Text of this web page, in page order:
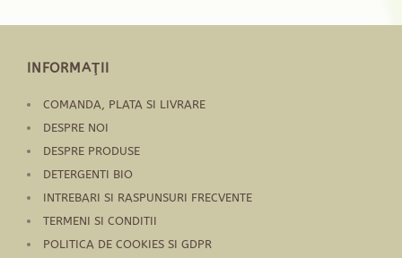
INFORMAŢII
COMANDA, PLATA SI LIVRARE
DESPRE NOI
DESPRE PRODUSE
DETERGENTI BIO
INTREBARI SI RASPUNSURI FRECVENTE
TERMENI SI CONDITII
POLITICA DE COOKIES SI GDPR